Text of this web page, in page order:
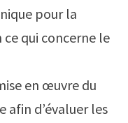
pour la
qui concerne le
en œuvre du
afin d’évaluer les